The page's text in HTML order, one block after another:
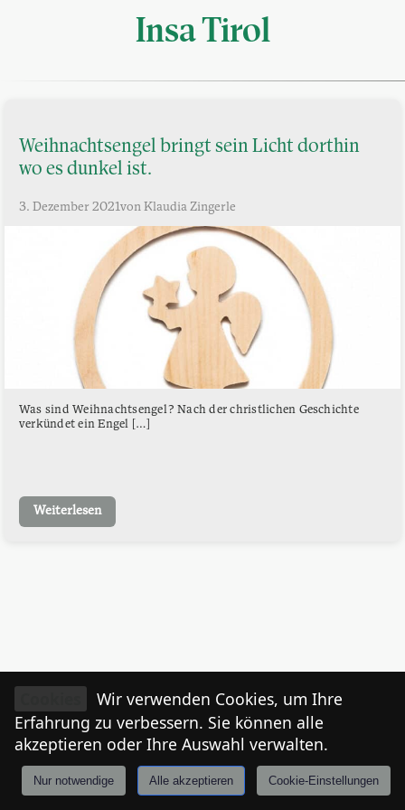
Insa Tirol
Weihnachtsengel bringt sein Licht dorthin
wo es dunkel ist.
3. Dezember 2021von Klaudia Zingerle
Was sind Weihnachtsengel? Nach der christlichen Geschichte
verkündet ein Engel […]
Weiterlesen
Anmelden Tiroler
Wir verwenden Cookies, um Ihre
Erfahrung zu verbessern. Sie können alle
akzeptieren oder Ihre Auswahl verwalten.
Nur notwendige Alle akzeptieren Cookie-Einstellungen